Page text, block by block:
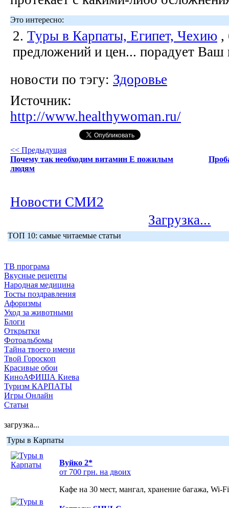
Это интересно:
2. Туры в Карпаты, Египет, Чехию ,
предложений и цен... порадует Ваш
новости по тэгу: Здоровье
Источник:
http://www.healthywoman.ru/
<< Предыдущая
Почему так необходим витамин Е пожилым
людям
Новости СМИ2
Загрузка...
ТОП 10: самые читаемые статьи
ТВ програма
Вкусные рецепты
Народная медицина
Тосты поздравления
Афоризмы
Уход за животными
Блоги
Открытки
Фотоальбомы
Тайна твоего имени
Твой Гороскоп
Красивые обои
КиноАФИША Киева
Туризм КАРПАТЫ
Игры Онлайн
Статьи
загрузка...
Туры в Карпаты
Вуйко 2*
от 700 грн. на двоих
Кафе на 30 мест, мангал, хранение багажа, Wi-